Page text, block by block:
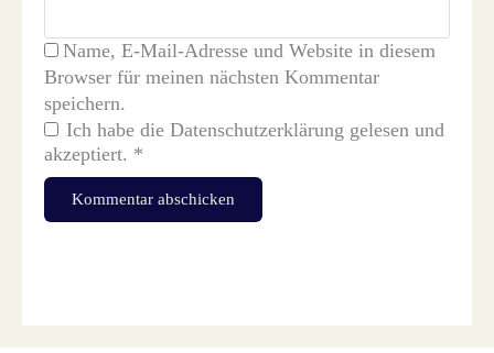
Name, E-Mail-Adresse und Website in diesem
Browser für meinen nächsten Kommentar
speichern.
Ich habe die Datenschutzerklärung gelesen und
akzeptiert. *